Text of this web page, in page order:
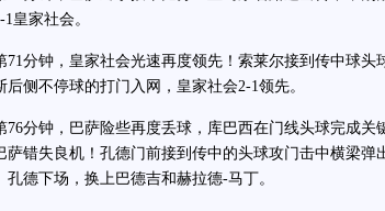
1皇家社会。
钟，皇家社会光速再度领先！索莱尔接到传中球头
后侧不停球的打门入网，皇家社会2-1领先。
分钟，巴萨险些再度丢球，库巴西在门线头球完成关
萨错失良机！孔德门前接到传中的头球攻门击中横梁弹
孔德下场，换上巴德吉和赫拉德-马丁。